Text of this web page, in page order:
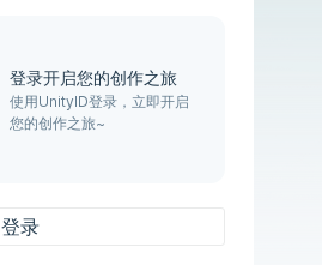
登录开启您的创作之旅
使用UnityID登录，立即开启
您的创作之旅~
登录